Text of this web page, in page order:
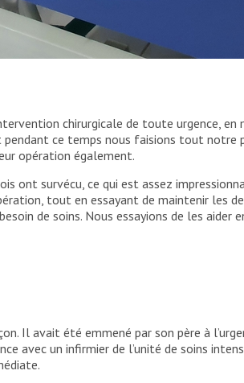
explosion. Afghanistan, août 2021. Stig
chirurgicale de toute urgence,
ce temps nous faisions tout
opération également.
ont survécu, ce qui est assez
tout en essayant de maintenir les
de soins. Nous essayions de les aider
Il avait été emmené par son père à
avec un infirmier de l’unité de soins